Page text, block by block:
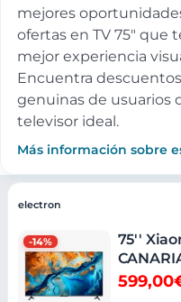
mejores
ofertas en TV 75" que
mejor experiencia
Encuentra
genuinas de usuarios
televisor ideal.
Más información sobre
Ofertas
-14%
electron
75''